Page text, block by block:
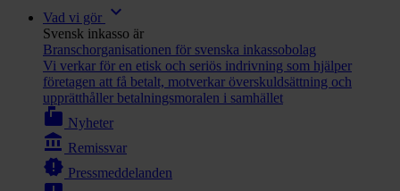
Vad vi gör expand_more
Svensk inkasso är
Branschorganisationen för svenska inkassobolag
Vi verkar för en etisk och seriös indrivning som hjälper
företagen att få betalt, motverkar överskuldsättning och
upprätthåller betalningsmoralen i samhället
markunread_mailbox Nyheter
account_balance Remissvar
new_releases Pressmeddelanden